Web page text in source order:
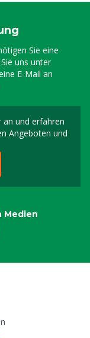
Sie eine
uns unter
E-Mail an
an und erfahren
Angeboten und
Sie sich für
Medien